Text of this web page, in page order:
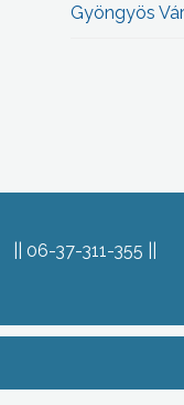
Gyöngyös
06-37-311-355